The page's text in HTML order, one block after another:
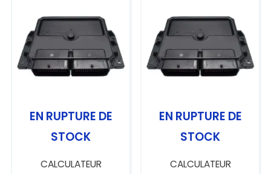
EN RUPTURE DE
STOCK
CALCULATEUR
EN RUPTURE DE
STOCK
CALCULATEUR